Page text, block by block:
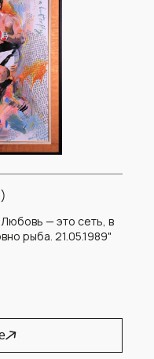
— это сеть, в
рыба. 21.05.1989"